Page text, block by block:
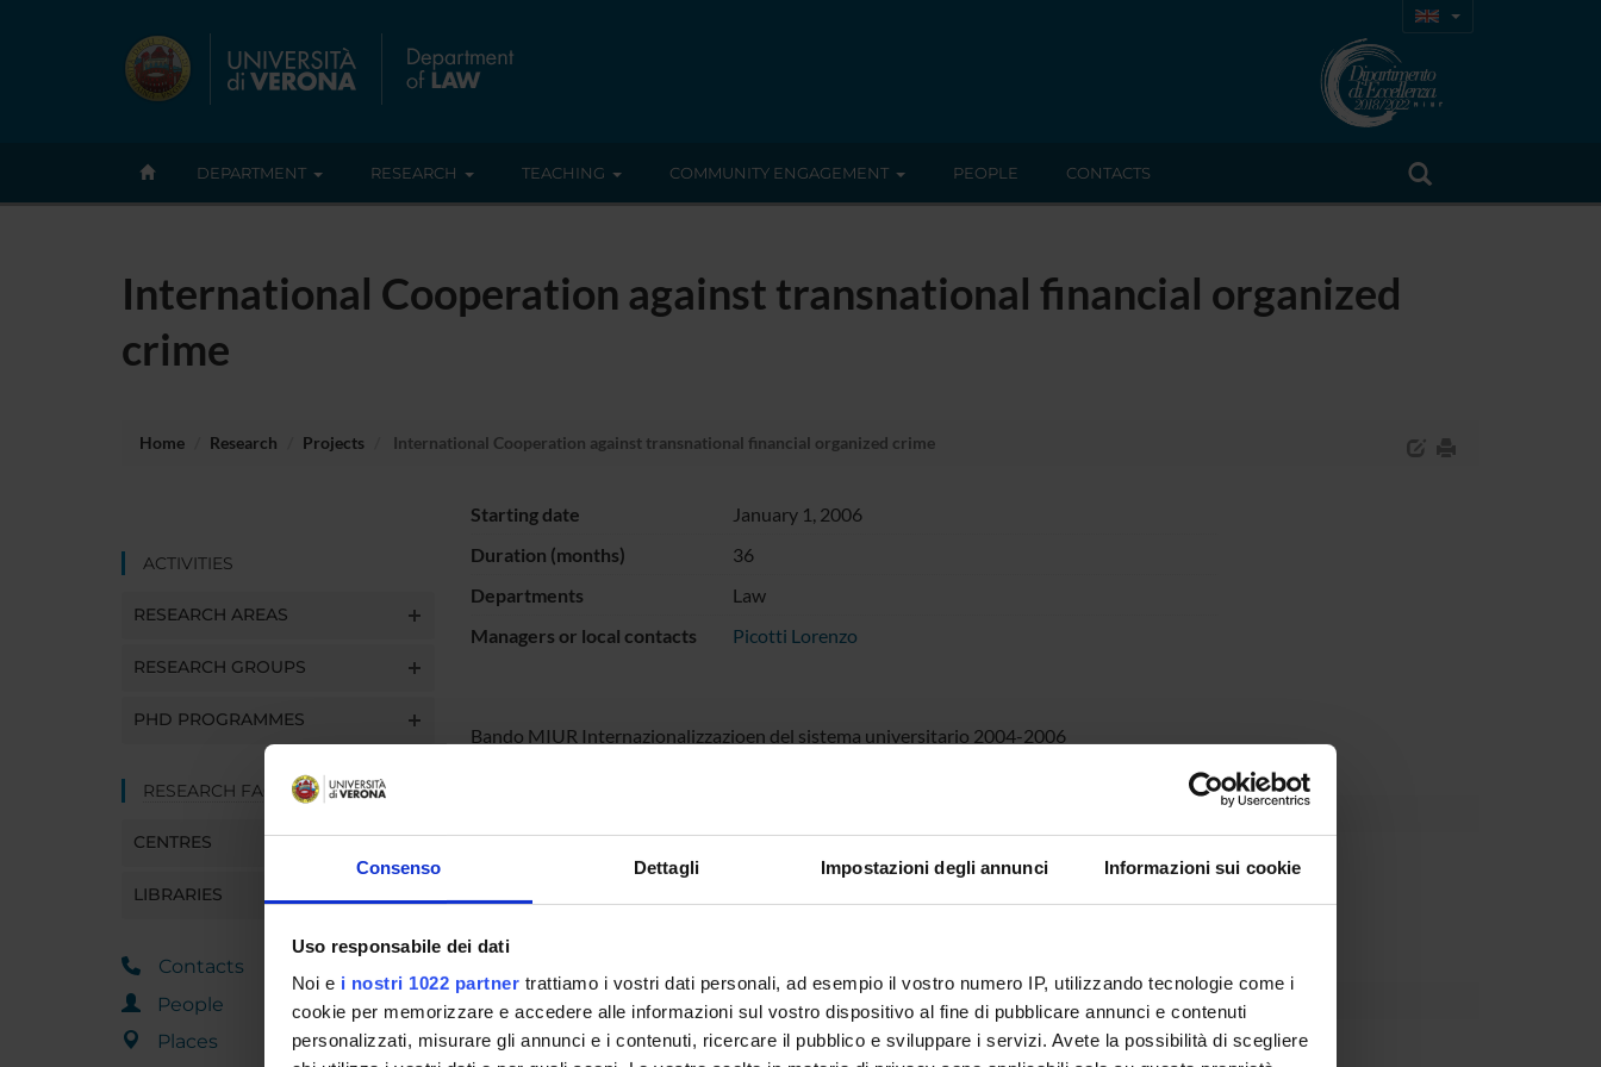
Consenso Dettagli Impostazioni degli annunci Informazioni sui cookie
Uso responsabile dei dati
Noi e i nostri 1022 partner trattiamo i vostri dati personali, ad esempio il vostro numero IP, utilizzando tecnologie come i
cookie per memorizzare e accedere alle informazioni sul vostro dispositivo al fine di pubblicare annunci e contenuti
personalizzati, misurare gli annunci e i contenuti, ricercare il pubblico e sviluppare i servizi. Avete la possibilità di scegliere
DEPARTMENT RESEARCH TEACHING COMMUNITY ENGAGEMENT PEOPLE CONTACTS
International Cooperation against transnational financial organized
crime
Home Research Projects International Cooperation against transnational financial organized crime
ACTIVITIES
RESEARCH AREAS
RESEARCH GROUPS
PHD PROGRAMMES
RESEARCH FACILITIES
CENTRES
LIBRARIES
Contacts
People
Places
Starting date
January 1, 2006
Duration (months)
36
Departments
Law
Managers or local contacts
Picotti Lorenzo
Bando MIUR Internazionalizzazioen del sistema universitario 2004-2006
assigned and managed by the department
PROJECT PARTICIPANTS
Lorenzo Picotti Temporary Professor